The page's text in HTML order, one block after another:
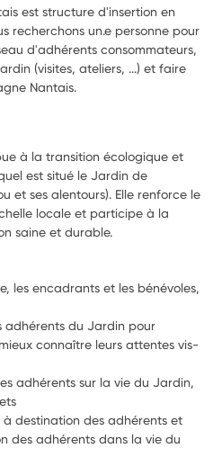
est structure d'insertion en
recherchons un.e personne pour
d'adhérents consommateurs,
(visites, ateliers, ...) et faire
Nantais.
à la transition écologique et
est situé le Jardin de
et ses alentours). Elle renforce le
locale et participe à la
saine et durable.
les encadrants et les bénévoles,
adhérents du Jardin pour
connaître leurs attentes vis-
adhérents sur la vie du Jardin,
destination des adhérents et
des adhérents dans la vie du